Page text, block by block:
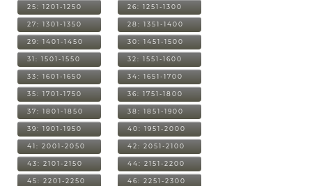
25: 1201-1250 26: 1251-1300
27: 1301-1350 28: 1351-1400
29: 1401-1450 30: 1451-1500
31: 1501-1550 32: 1551-1600
33: 1601-1650 34: 1651-1700
35: 1701-1750 36: 1751-1800
37: 1801-1850 38: 1851-1900
39: 1901-1950 40: 1951-2000
41: 2001-2050 42: 2051-2100
43: 2101-2150 44: 2151-2200
45: 2201-2250 46: 2251-2300